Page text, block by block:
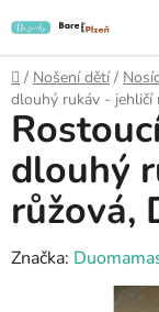
na
obsah
Domů
/ Nošení dětí /
dlouhý rukáv - jehličí
dlouhý
růžová,
Značka: